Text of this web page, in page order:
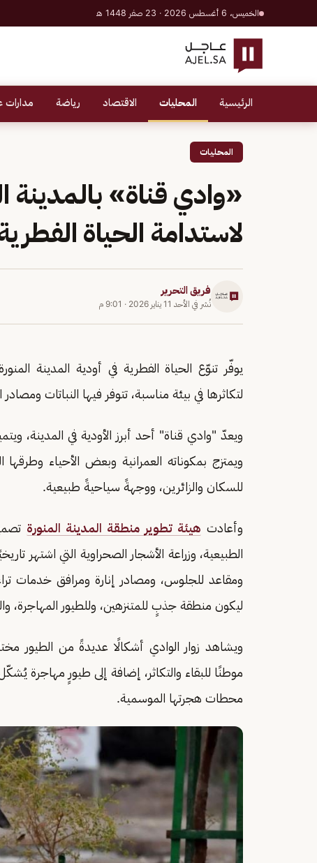
الخميس، 6 أغسطس 2026 · 23 صفر 1448 هـ
الرئيسية المحليات الاقتصاد رياضة مدارات
المحليات
«وادي قناة» بالمدينة
لاستدامة الحياة
فريق التحرير
نُشر في الأحد 11 يناير 2026 · 9:01 م
يوفّر تنوّع الحياة الفطرية في أودية المدينة
لتكاثرها في بيئة مناسبة، تتوفر فيها النباتات
ويعدّ "وادي قناة" أحد أبرز الأودية في المدينة،
ويمتزج بمكوناته العمرانية وبعض الأحياء
للسكان والزائرين، ووجهةً سياحيةً طبيعية.
وأعادت هيئة تطوير منطقة المدينة المنورة
الطبيعية، وزراعة الأشجار الصحراوية التي اشتهر
ومقاعد للجلوس، ومصادر إنارة ومرافق خدمات
ليكون منطقة جذبٍ للمتنزهين، وللطيور المهاجرة،
ويشاهد زوار الوادي أشكالًا عديدةً من الطيور
موطنًا للبقاء والتكاثر، إضافة إلى طيورٍ مهاجرة
محطات هجرتها الموسمية.